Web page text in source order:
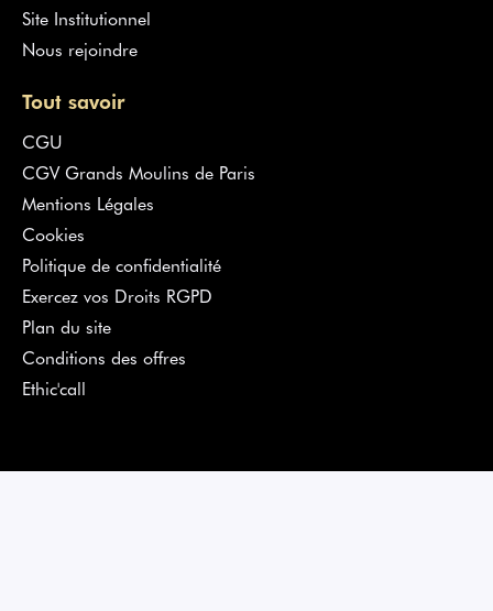
Site Institutionnel
Nous rejoindre
Tout savoir
CGU
CGV Grands Moulins de Paris
Mentions Légales
Cookies
Politique de confidentialité
Exercez vos Droits RGPD
Plan du site
Conditions des offres
Ethic'call